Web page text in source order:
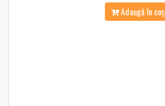
Adaugă în coș